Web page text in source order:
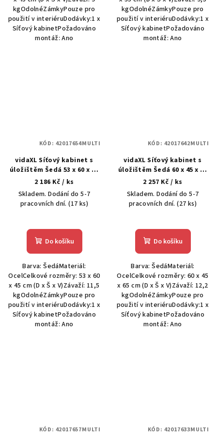
kgOdolnéZámkyPouze pro
použití v interiéruDodávky:1 x
Síťový kabinetPožadováno
montáž: Ano
kgOdolnéZámkyPouze pro
použití v interiéruDodávky:1 x
Síťový kabinetPožadováno
montáž: Ano
vidaXL Síťový kabinet s
úložištěm Šedá 53 x 60 x 45
cm Ocel
2 186 Kč / ks
Skladem. Dodání do 5-7
pracovních dní.(17 ks)
Do košíku
Barva: ŠedáMateriál:
OcelCelkové rozměry: 53 x 60
x 45 cm (D x Š x V)Závaží: 11,5
kgOdolnéZámkyPouze pro
použití v interiéruDodávky:1 x
Síťový kabinetPožadováno
montáž: Ano
KÓD: 42017654MULTI
vidaXL Síťový kabinet s
úložištěm Šedá 60 x 45 x 65
cm Ocel
2 257 Kč / ks
Skladem. Dodání do 5-7
pracovních dní.(27 ks)
Do košíku
Barva: ŠedáMateriál:
OcelCelkové rozměry: 60 x 45
x 65 cm (D x Š x V)Závaží: 12,2
kgOdolnéZámkyPouze pro
použití v interiéruDodávky:1 x
Síťový kabinetPožadováno
montáž: Ano
KÓD: 42017642MULTI
KÓD: 42017657MULTI KÓD: 42017633MULTI